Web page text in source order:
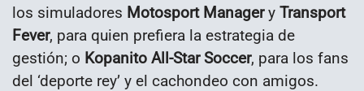
los simuladores Motosport Managery Transport
Fever, para quien prefiera la estrategia de
gestión; o Kopanito All-Star Soccer, para los fans
del ‘deporte rey’ y el cachondeo con amigos.